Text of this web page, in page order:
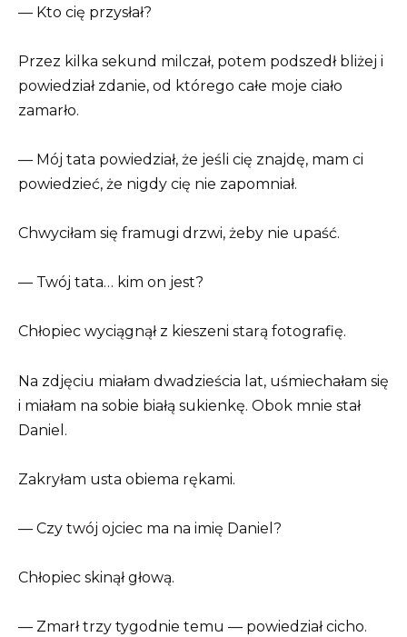
— Kto cię przysłał?
Przez kilka sekund milczał, potem podszedł bliżej i
powiedział zdanie, od którego całe moje ciało
zamarło.
— Mój tata powiedział, że jeśli cię znajdę, mam ci
powiedzieć, że nigdy cię nie zapomniał.
Chwyciłam się framugi drzwi, żeby nie upaść.
— Twój tata… kim on jest?
Chłopiec wyciągnął z kieszeni starą fotografię.
Na zdjęciu miałam dwadzieścia lat, uśmiechałam się
i miałam na sobie białą sukienkę. Obok mnie stał
Daniel.
Zakryłam usta obiema rękami.
— Czy twój ojciec ma na imię Daniel?
Chłopiec skinął głową.
— Zmarł trzy tygodnie temu — powiedział cicho.